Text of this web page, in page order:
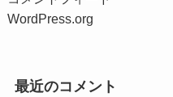
WordPress.org
最近のコメント